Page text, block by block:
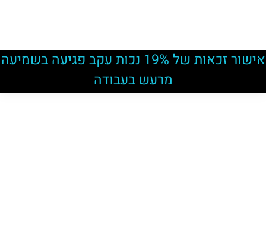
אישור זכאות של 19% נכות עקב פגיעה בשמיעה
מרעש בעבודה